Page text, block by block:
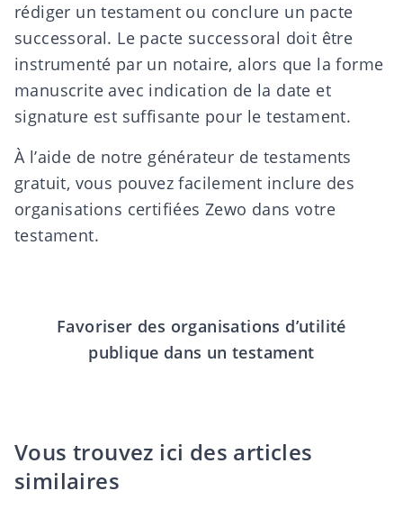
rédiger untestament ou conclure un pacte
successoral. Le pacte successoral doit être
instrumenté par un notaire, alors que la forme
manuscrite avec indication de la date et
signature est suffisante pour le testament.
À l’aide de notre générateur de testaments
gratuit, vous pouvez facilement inclure des
organisations certifiées Zewo dans votre
testament.
Favoriser des organisations d’utilité
publique dans un testament
Vous trouvez ici des articles
similaires